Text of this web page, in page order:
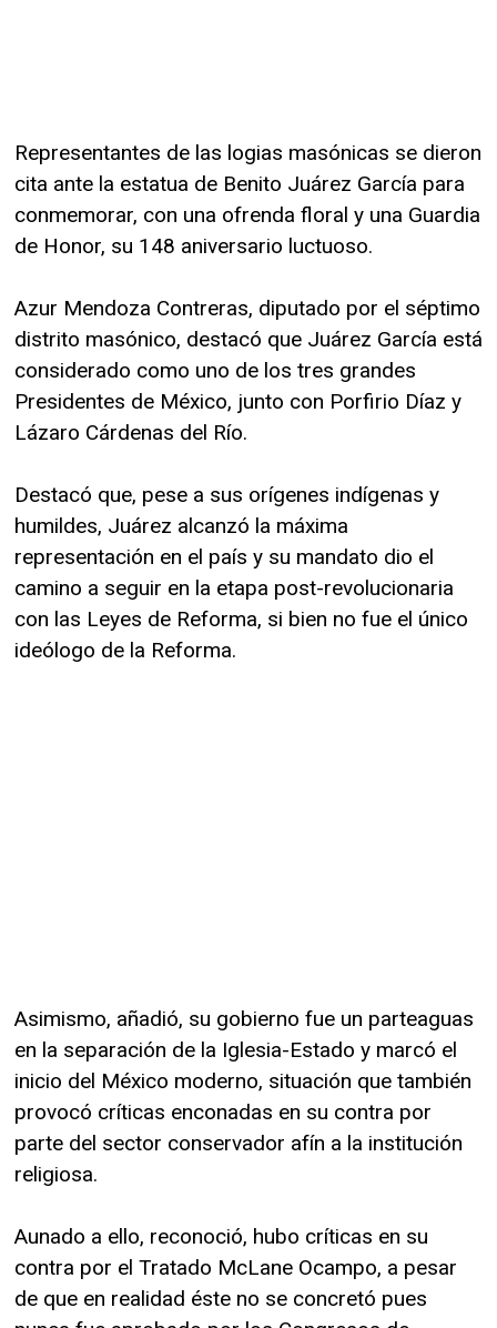
Representantes de las logias masónicas se dieron
cita ante la estatua de Benito Juárez García para
conmemorar, con una ofrenda floral y una Guardia
de Honor, su 148 aniversario luctuoso.
Azur Mendoza Contreras, diputado por el séptimo
distrito masónico, destacó que Juárez García está
considerado como uno de los tres grandes
Presidentes de México, junto con Porfirio Díaz y
Lázaro Cárdenas del Río.
Destacó que, pese a sus orígenes indígenas y
humildes, Juárez alcanzó la máxima
representación en el país y su mandato dio el
camino a seguir en la etapa post-revolucionaria
con las Leyes de Reforma, si bien no fue el único
ideólogo de la Reforma.
Asimismo, añadió, su gobierno fue un parteaguas
en la separación de la Iglesia-Estado y marcó el
inicio del México moderno, situación que también
provocó críticas enconadas en su contra por
parte del sector conservador afín a la institución
religiosa.
Aunado a ello, reconoció, hubo críticas en su
contra por el Tratado McLane Ocampo, a pesar
de que en realidad éste no se concretó pues